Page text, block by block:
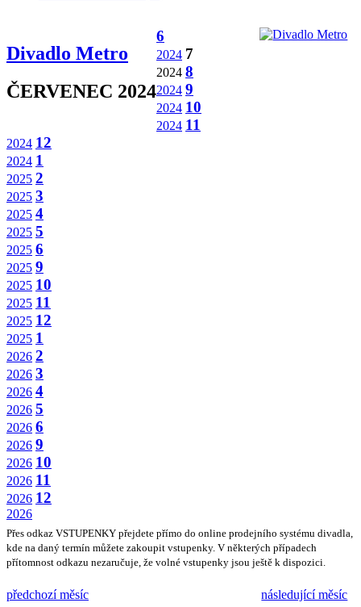
Divadlo Metro
ČERVENEC 2024
6
2024 7
2024 8
2024 9
2024 10
2024 11
2024 12
2024 1
2025 2
2025 3
2025 4
2025 5
2025 6
2025 9
2025 10
2025 11
2025 12
2025 1
2026 2
2026 3
2026 4
2026 5
2026 6
2026 9
2026 10
2026 11
2026 12
2026
Přes odkaz VSTUPENKY přejdete přímo do online prodejního systému divadla,
kde na daný termín můžete zakoupit vstupenky. V některých případech
přítomnost odkazu nezaručuje, že volné vstupenky jsou ještě k dispozici.
předchozí měsíc následující měsíc